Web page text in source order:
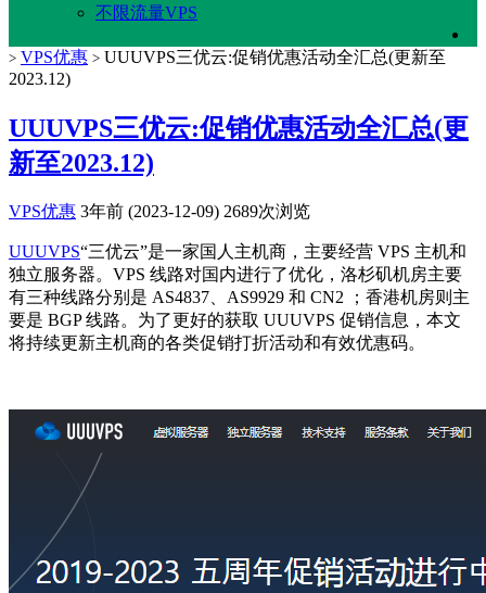
不限流量VPS
> VPS优惠 > UUUVPS三优云:促销优惠活动全汇总(更新至
2023.12)
UUUVPS三优云:促销优惠活动全汇总(更
新至2023.12)
VPS优惠 3年前 (2023-12-09) 2689次浏览
UUUVPS“三优云”是一家国人主机商，主要经营 VPS 主机和
独立服务器。VPS 线路对国内进行了优化，洛杉矶机房主要
有三种线路分别是 AS4837、AS9929 和 CN2 ；香港机房则主
要是 BGP 线路。为了更好的获取 UUUVPS 促销信息，本文
将持续更新主机商的各类促销打折活动和有效优惠码。